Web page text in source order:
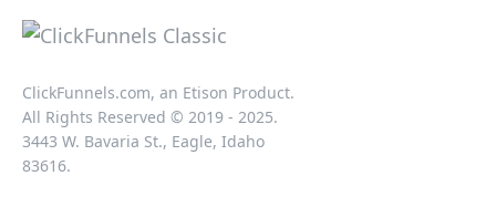
ClickFunnels.com, an Etison Product.
All Rights Reserved © 2019 - 2025.
3443 W. Bavaria St., Eagle, Idaho
83616.